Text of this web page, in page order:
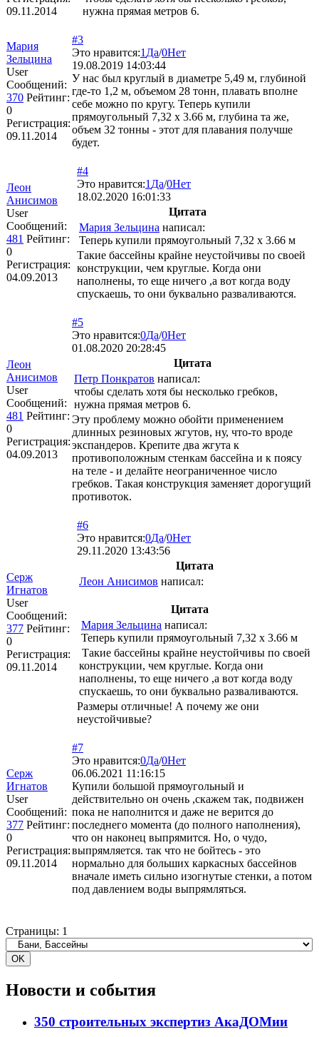
09.11.2014
нужна прямая метров 6.
Мария
Зельцина
User
Сообщений:
370 Рейтинг:
0
Регистрация:
09.11.2014
#3
Это нравится:1 Да/0Нет
19.08.2019 14:03:44
У нас был круглый в диаметре 5,49 м, глубиной
где-то 1,2 м, объемом 28 тонн, плавать вполне
себе можно по кругу. Теперь купили
прямоугольный 7,32 х 3.66 м, глубина та же,
объем 32 тонны - этот для плавания получше
будет.
Леон
Анисимов
User
Сообщений:
481 Рейтинг:
0
Регистрация:
04.09.2013
#4
Это нравится:1 Да/0Нет
18.02.2020 16:01:33
Цитата
Мария Зельцина написал:
Теперь купили прямоугольный 7,32 х 3.66 м
Такие бассейны крайне неустойчивы по своей
конструкции, чем круглые. Когда они
наполнены, то еще ничего ,а вот когда воду
спускаешь, то они буквально разваливаются.
Леон
Анисимов
User
Сообщений:
481 Рейтинг:
0
Регистрация:
04.09.2013
#5
Это нравится:0Да/0Нет
01.08.2020 20:28:45
Цитата
Петр Понкратов написал:
чтобы сделать хотя бы несколько гребков,
нужна прямая метров 6.
Эту проблему можно обойти применением
длинных резиновых жгутов, ну, что-то вроде
экспандеров. Крепите два жгута к
противоположным стенкам бассейна и к поясу
на теле - и делайте неограниченное число
гребков. Такая конструкция заменяет дорогущий
противоток.
Серж
Игнатов
User
Сообщений:
377 Рейтинг:
0
Регистрация:
09.11.2014
#6
Это нравится:0Да/0Нет
29.11.2020 13:43:56
Цитата
Леон Анисимов написал:
Цитата
Мария Зельцина написал:
Теперь купили прямоугольный 7,32 х 3.66 м
Такие бассейны крайне неустойчивы по своей
конструкции, чем круглые. Когда они
наполнены, то еще ничего ,а вот когда воду
спускаешь, то они буквально разваливаются.
Размеры отличные! А почему же они
неустойчивые?
Серж
Игнатов
User
Сообщений:
377 Рейтинг:
0
Регистрация:
09.11.2014
#7
Это нравится:0Да/0Нет
06.06.2021 11:16:15
Купили большой прямоугольный и
действительно он очень ,скажем так, подвижен
пока не наполнится и даже не верится до
последнего момента (до полного наполнения),
что он наконец выпрямится. Но, о чудо,
выпрямляется. так что не бойтесь - это
нормально для больших каркасных бассейнов
вначале иметь сильно изогнутые стенки, а потом
под давлением воды выпрямляться.
Страницы: 1
Новости и события
350 строительных экспертиз АкаДОМии